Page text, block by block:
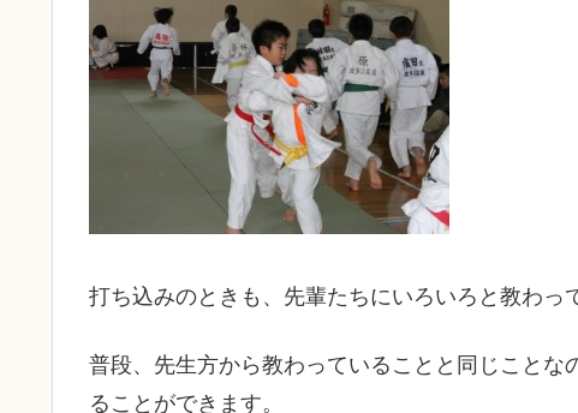
打ち込みのときも、先輩たちにいろいろと教わっ
普段、先生方から教わっていることと同じこと
ることができます。